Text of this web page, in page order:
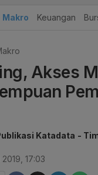
Makro Keuangan
Akses
Katadata -
17:03